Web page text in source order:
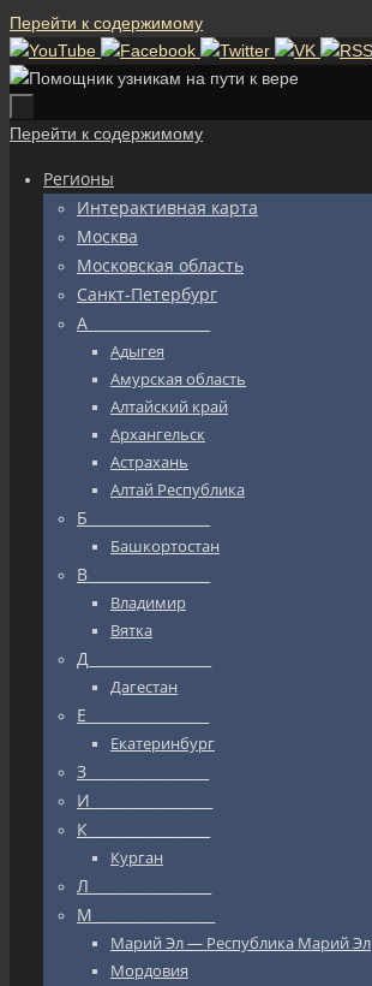
Перейти к содержимому
Перейти к содержимому
Регионы
Интерактивная карта
Москва
Московская область
Санкт-Петербург
А_________________
Адыгея
Амурская область
Алтайский край
Архангельск
Астрахань
Алтай Республика
Б_________________
Башкортостан
В_________________
Владимир
Вятка
Д_________________
Дагестан
Е_________________
Екатеринбург
З_________________
И_________________
К_________________
Курган
Л_________________
М_________________
Марий Эл — Республика Марий Эл
Мордовия